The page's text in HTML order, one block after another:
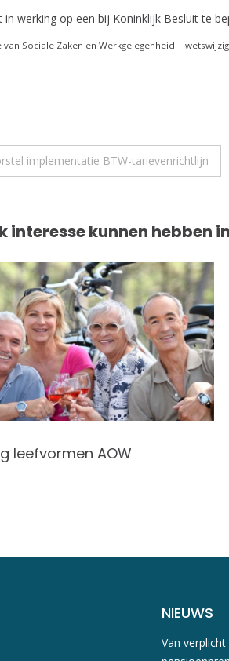
werking op een bij Koninklijk Besluit te
van Sociale Zaken en Werkgelegenheid |
implementatie BTW-tarievenrichtlijn
interesse kunnen hebben in
leefvormen AOW
NIEUWS
Van